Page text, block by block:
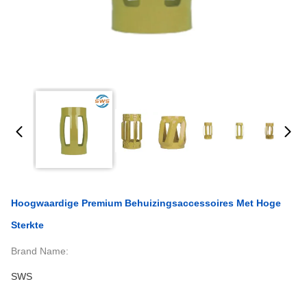
Hoogwaardige Premium Behuizingsaccessoires Met Hoge
Sterkte
Brand Name:
SWS